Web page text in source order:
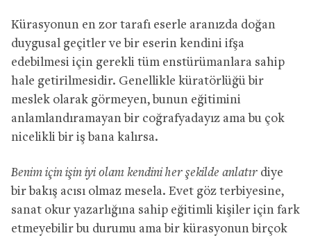
Kürasyonun en zor tarafı eserle aranızda doğan
duygusal geçitler ve bir eserin kendini ifşa
edebilmesi için gerekli tüm enstürümanlara sahip
hale getirilmesidir. Genellikle küratörlüğü bir
meslek olarak görmeyen, bunun eğitimini
anlamlandıramayan bir coğrafyadayız ama bu çok
nicelikli bir iş bana kalırsa.
Benim için işin iyi olanı kendini her şekilde anlatır diye
bir bakış acısı olmaz mesela. Evet göz terbiyesine,
sanat okur yazarlığına sahip eğitimli kişiler için fark
etmeyebilir bu durumu ama bir kürasyonun birçok